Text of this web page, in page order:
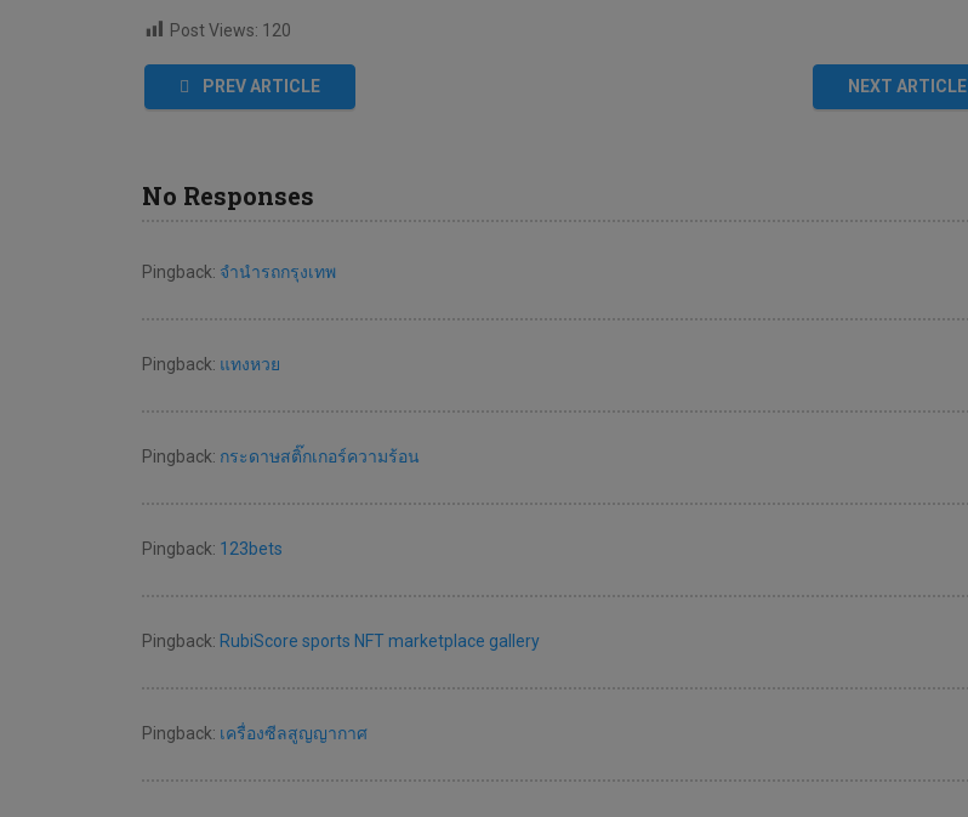
Post Views: 120
PREV ARTICLE NEXT ARTICLE
No Responses
Pingback: จำนำรถกรุงเทพ
Pingback: แทงหวย
Pingback: กระดาษสติ๊กเกอร์ความร้อน
Pingback: 123bets
Pingback: RubiScore sports NFT marketplace gallery
Pingback: เครื่องซีลสูญญากาศ